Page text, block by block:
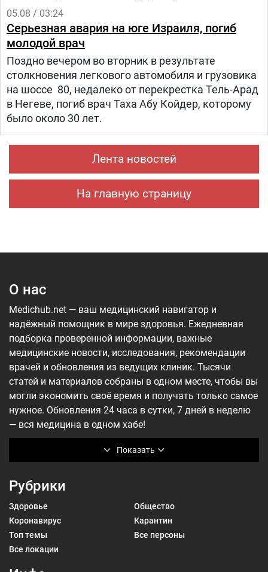
05.08 / 03:24
Серьезная авария на юге Израиля, погиб
молодой врач
Поздно вечером во вторник в результате
столкновения легкового автомобиля и грузовика
на шоссе 80, недалеко от перекрестка Тель-Арад
в Негеве, погиб врач Таха Абу Койдер, которому
было около 30 лет.
Лента новостей
На главную страницу
О нас
Показать
Medichub.net — ваш медицинский навигатор и
надёжный помощник в мире здоровья. Ежедневная
подборка проверенной информации, важные
медицинские новости, исследования, рекомендации
врачей и обновления из ведущих клиник. Тысячи
статей и материалов собраны в одном месте, чтобы вы
могли экономить своё время и получать только самое
нужное. Обновления 24 часа в сутки, 7 дней в неделю
— вся медицина в одном хабе!
Рубрики
Здоровье
Общество
Коронавирус
Карантин
Топ темы
Все персоны
Все локации